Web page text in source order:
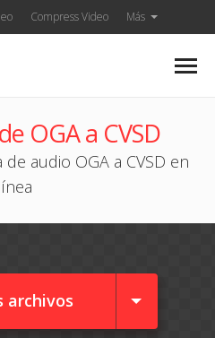
Compress Video Más
OGA a CVSD
audio OGA a CVSD en
archivos